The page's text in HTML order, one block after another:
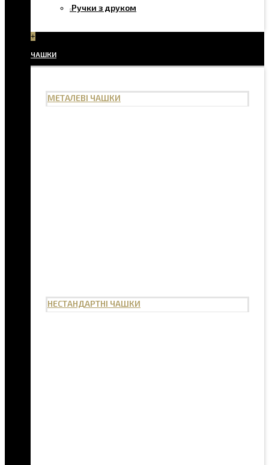
Ручки з друком
+
ЧАШКИ
МЕТАЛЕВІ ЧАШКИ
НЕСТАНДАРТНІ ЧАШКИ